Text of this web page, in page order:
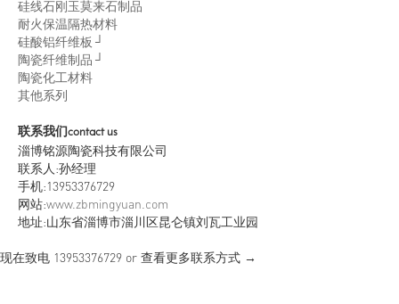
硅线石刚玉莫来石制品
耐火保温隔热材料
硅酸铝纤维板 ┘
陶瓷纤维制品 ┘
陶瓷化工材料
其他系列
联系我们contact us
淄博铭源陶瓷科技有限公司
联系人:孙经理
手机:13953376729
网站:www.zbmingyuan.com
地址:山东省淄博市淄川区昆仑镇刘瓦工业园
现在致电 13953376729 or 查看更多联系方式 →